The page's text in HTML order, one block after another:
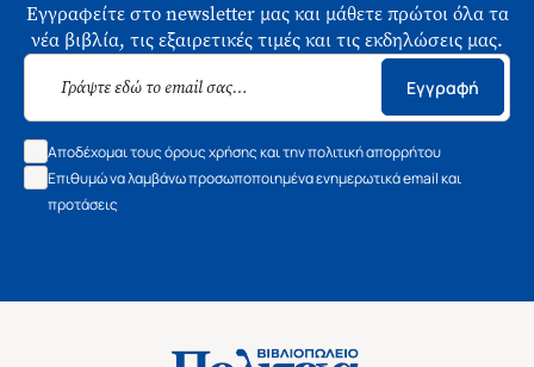
Εγγραφείτε στο newsletter μας και μάθετε πρώτοι όλα τα
νέα βιβλία, τις εξαιρετικές τιμές και τις εκδηλώσεις μας.
Εγγραφή
Αποδέχομαι τους όρους χρήσης και την πολιτική απορρήτου
Επιθυμώ να λαμβάνω προσωποποιημένα ενημερωτικά email και
προτάσεις